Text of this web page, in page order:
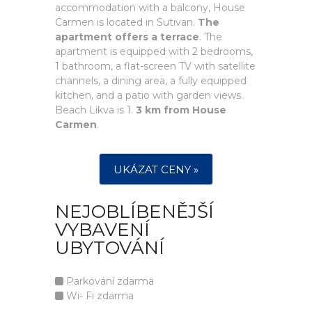
accommodation with a balcony, House
Carmen is located in Sutivan. The
apartment offers a terrace. The
apartment is equipped with 2 bedrooms,
1 bathroom, a flat-screen TV with satellite
channels, a dining area, a fully equipped
kitchen, and a patio with garden views.
Beach Likva is 1. 3 km from House
Carmen.
UKÁZAT CENY »
NEJOBLÍBENĚJŠÍ
VYBAVENÍ
UBYTOVÁNÍ
Parkování zdarma
Wi- Fi zdarma